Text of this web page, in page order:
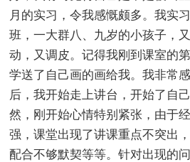
月的实习，令我感慨颇多。我实
班，一大群八、九岁的小孩子，
动，又调皮。记得我刚到课室的
学送了自己画的画给我。我非常
后，我开始走上讲台，开始了自
然，刚开始心情特别紧张，由于
强，课堂出现了讲课重点不突出
配合不够默契等等。针对出现的